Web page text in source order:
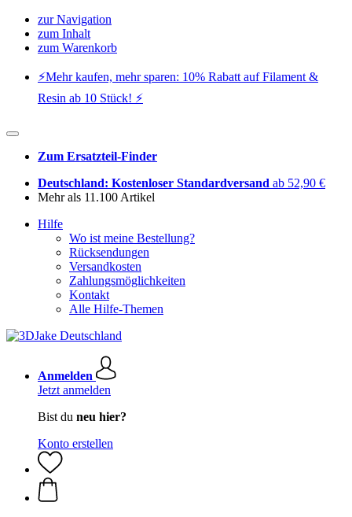
zur Navigation
zum Inhalt
zum Warenkorb
⚡️Mehr kaufen, mehr sparen: 10% Rabatt auf Filament &
Resin ab 10 Stück! ⚡️
Zum Ersatzteil-Finder
Deutschland: Kostenloser Standardversand ab 52,90 €
Mehr als 11.100 Artikel
Hilfe
Wo ist meine Bestellung?
Rücksendungen
Versandkosten
Zahlungsmöglichkeiten
Kontakt
Alle Hilfe-Themen
Anmelden
Jetzt anmelden
Bist du neu hier?
Konto erstellen